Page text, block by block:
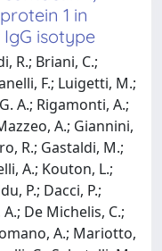
1 in
isotype
R.; Briani, C.;
F.; Luigetti, M.;
A.; Rigamonti, A.;
A.; Giannini,
R.; Gastaldi, M.;
A.; Kouton, L.;
P.; Dacci, P.;
De Michelis, C.;
A.; Mariotto,